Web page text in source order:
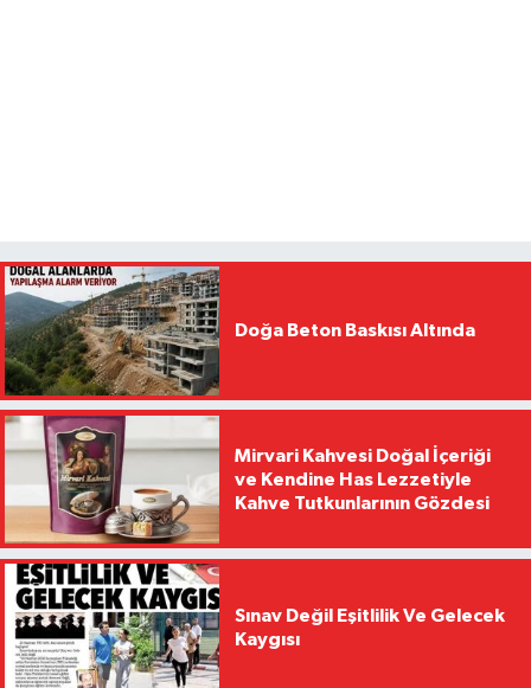
Doğa Beton Baskısı Altında
Mirvari Kahvesi Doğal İçeriği
ve Kendine Has Lezzetiyle
Kahve Tutkunlarının Gözdesi
Sınav Değil Eşitlilik Ve Gelecek
Kaygısı